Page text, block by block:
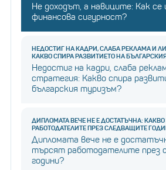
Не доходът, а навиците: Как се
финансова сигурност?
НЕДОСТИГ НА КАДРИ, СЛАБА РЕКЛАМА И
КАКВО СПИРА РАЗВИТИЕТО НА
Недостиг на кадри, слаба
стратегия: Какво спира
българския туризъм?
ДИПЛОМАТА ВЕЧЕ НЕ Е ДОСТАТЪЧНА:
РАБОТОДАТЕЛИТЕ ПРЕЗ СЛЕДВАЩИТЕ
Дипломата вече не е
търсят работодателите през
години?